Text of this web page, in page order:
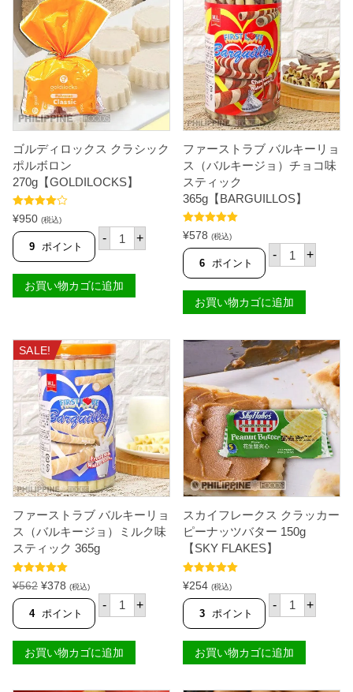
】
個
個
ボ
ロ
ン
シ
ュ
ナ
ッ
ツ
味
1
g
D
L
O
C
】
個
ポ
ル
ボ
ロ
ン
1
2
0
g
【
G
O
L
D
L
S
】
ゴルディロックス クラシック
ポルボロン
270g【GOLDILOCKS】
5段階中
4.80 の評価
¥950 (税込)
9 ポイント
- ゴ
ル
ロ
ッ
ラ
シ
ッ
ク
ポ
ル
ボ
ロ
ン
2
7
0
g
【
G
O
O
】
個
+
お買い物カゴに追加
ファーストラブ バルキーリョ
ス（バルキージョ）チョコ味
スティック
365g【BARGUILLOS】
5段階中5.00
の評価
¥578 (税込)
6 ポイント
- フ
ァ
ト
ラ
バ
ル
キ
ー
リ
ョ
ス
（
バ
ル
キ
ー
ジ
ョ
）
チ
ョ
ィ
ッ
3
6
5
+
お買い物カゴに追加
SALE!
ファーストラブ バルキーリョ
ス（バルキージョ）ミルク味
スティック 365g
5段階中5.00
の評価
¥562 元
の
価
格
は
¥
6
¥378 現
在
の
価
格
は
3
(税込)
4 ポイント
- フ
ァ
ト
ラ
バ
+
お買い物カゴに追加
スカイフレークス クラッカー
ピーナッツバター 150g
【SKY FLAKES】
5段階中5.00
の評価
¥254 (税込)
3 ポイント
- ス
カ
レ
ー
ス
+
お買い物カゴに追加